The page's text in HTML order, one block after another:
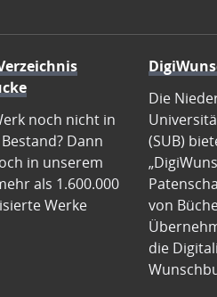
noch nicht in
Dann
in unserem
als 1.600.000
Werke
Die
(SUB)
von
die